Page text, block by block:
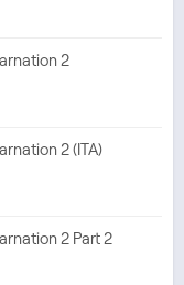
2
2 (ITA)
2 Part 2